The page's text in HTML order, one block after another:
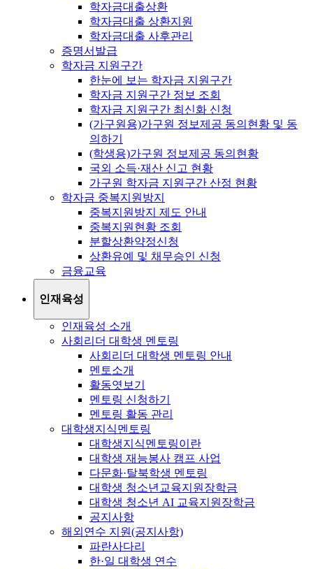
학자금대출상환
학자금대출 상환지원
학자금대출 사후관리
증명서발급
학자금 지원구간
한눈에 보는 학자금 지원구간
학자금 지원구간 정보 조회
학자금 지원구간 최신화 신청
(가구원용)가구원 정보제공 동의현황 및 동
의하기
(학생용)가구원 정보제공 동의현황
국외 소득·재산 신고 현황
가구원 학자금 지원구간 산정 현황
학자금 중복지원방지
중복지원방지 제도 안내
중복지원현황 조회
분할상환약정신청
상환유예 및 채무승인 신청
금융교육
인재육성
인재육성 소개
사회리더 대학생 멘토링
사회리더 대학생 멘토링 안내
멘토소개
활동엿보기
멘토링 신청하기
멘토링 활동 관리
대학생지식멘토링
대학생지식멘토링이란
대학생 재능봉사 캠프 사업
다문화·탈북학생 멘토링
대학생 청소년교육지원장학금
대학생 청소년 AI 교육지원장학금
공지사항
해외연수 지원(공지사항)
파란사다리
한·일 대학생 연수